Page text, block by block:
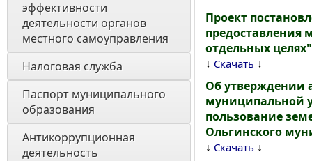
эффективности
деятельности органов
местного самоуправления
Налоговая служба
Паспорт муниципального
образования
Антикоррупционная
деятельность
Проект
предоставления
отдельных целях"
↓ Скачать ↓
Об утверждении
муниципальной
пользование
Ольгинского
↓ Скачать ↓